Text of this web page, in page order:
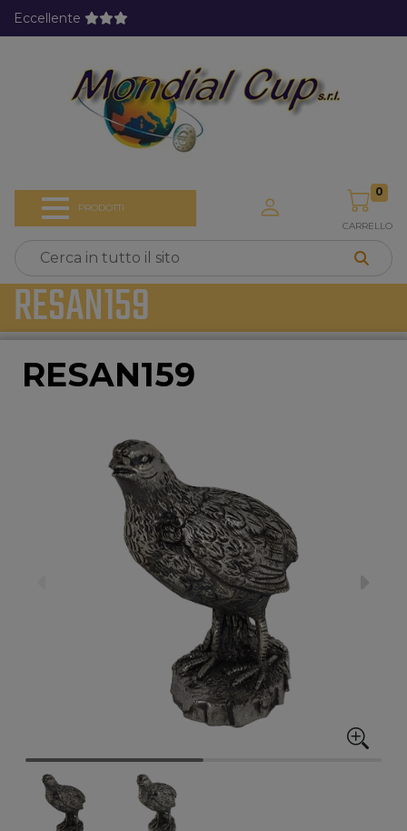
Eccellente
PRODOTTI
0
CARRELLO
RESAN159
RESAN159